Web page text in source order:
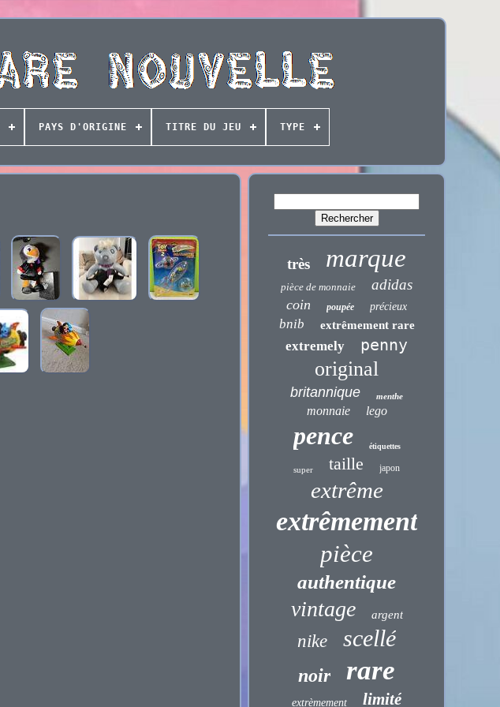
PAYS D'ORIGINE TITRE DU JEU TYPE
très marque
pièce de monnaie adidas
coin poupée précieux
bnib extrêmement rare
extremely penny
original
britannique menthe
monnaie lego
pence étiquettes
super taille japon
extrême
extrêmement
pièce
authentique
vintage argent
nike scellé
noir rare
extrèmement limité